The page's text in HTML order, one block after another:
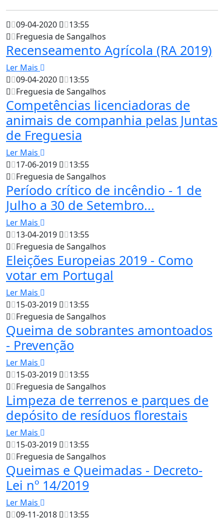
09-04-2020
13:55
Freguesia de Sangalhos
Recenseamento Agrícola (RA 2019)
Ler Mais
09-04-2020
13:55
Freguesia de Sangalhos
Competências licenciadoras de
animais de companhia pelas Juntas
de Freguesia
Ler Mais
17-06-2019
13:55
Freguesia de Sangalhos
Período crítico de incêndio - 1 de
Julho a 30 de Setembro...
Ler Mais
13-04-2019
13:55
Freguesia de Sangalhos
Eleições Europeias 2019 - Como
votar em Portugal
Ler Mais
15-03-2019
13:55
Freguesia de Sangalhos
Queima de sobrantes amontoados
- Prevenção
Ler Mais
15-03-2019
13:55
Freguesia de Sangalhos
Limpeza de terrenos e parques de
depósito de resíduos florestais
Ler Mais
15-03-2019
13:55
Freguesia de Sangalhos
Queimas e Queimadas - Decreto-
Lei nº 14/2019
Ler Mais
09-11-2018
13:55